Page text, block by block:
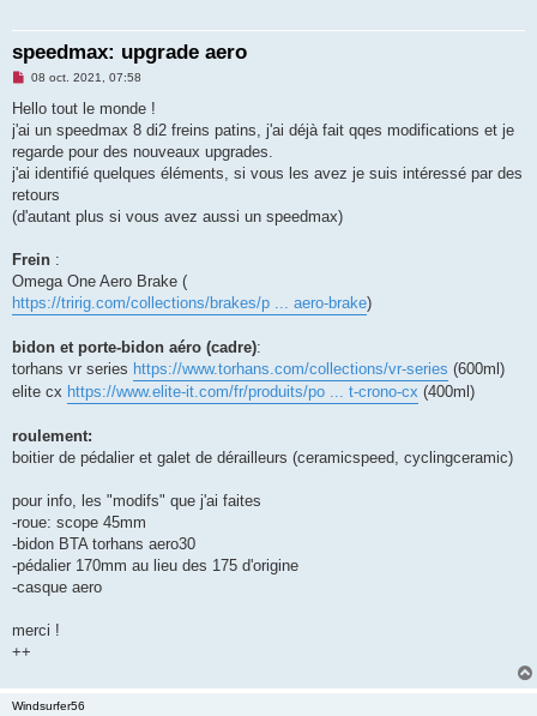
speedmax: upgrade aero
M
s
a
g
e
n
o
l
08 oct. 2021, 07:58
Hello tout le monde !
j'ai un speedmax 8 di2 freins patins, j'ai déjà fait qqes modifications et je
regarde pour des nouveaux upgrades.
j'ai identifié quelques éléments, si vous les avez je suis intéressé par des
retours
(d'autant plus si vous avez aussi un speedmax)
Frein :
Omega One Aero Brake (
https://tririg.com/collections/brakes/p ... aero-brake)
bidon et porte-bidon aéro (cadre):
torhans vr series https://www.torhans.com/collections/vr-series (600ml)
elite cx https://www.elite-it.com/fr/produits/po ... t-crono-cx (400ml)
roulement:
boitier de pédalier et galet de dérailleurs (ceramicspeed, cyclingceramic)
pour info, les "modifs" que j'ai faites
-roue: scope 45mm
-bidon BTA torhans aero30
-pédalier 170mm au lieu des 175 d'origine
-casque aero
merci !
++
Windsurfer56